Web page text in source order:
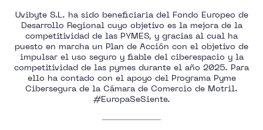
Uvibyte S.L. ha sido beneficiaria del Fondo Europeo de
Desarrollo Regional cuyo objetivo es la mejora de la
competitividad de las PYMES, y gracias al cual ha
puesto en marcha un Plan de Acción con el objetivo de
impulsar el uso seguro y fiable del ciberespacio y la
competitividad de las pymes durante el año 2025. Para
ello ha contado con el apoyo del Programa Pyme
Cibersegura de la Cámara de Comercio de Motril.
#EuropaSeSiente.